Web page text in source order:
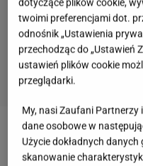
Ten quiz
miasto do
dotyczące plików cookie,
twoimi preferencjami dot.
odnośnik „Ustawienia
przechodząc do „Ustawień
ustawień plików cookie
przeglądarki.
My, nasi Zaufani
dane osobowe w
Użycie dokładnych
skanowanie